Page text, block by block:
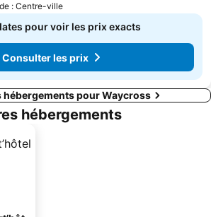
: Centre-ville
pour voir les prix exacts
Consulter les prix
hébergements pour Waycross
hébergements